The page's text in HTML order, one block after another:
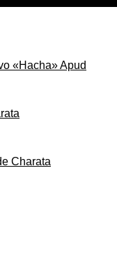
«Hacha» Apud
Charata